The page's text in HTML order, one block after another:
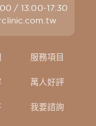
/ 13:00-17:30
服務項目
萬人好評
我要諮詢